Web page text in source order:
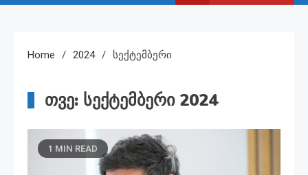
Home 2024 Სექტემბერი
თვე: სექტემბერი 2024
1 MIN READ